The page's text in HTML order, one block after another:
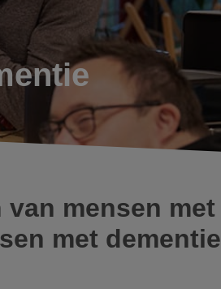
mensen met
met dementie